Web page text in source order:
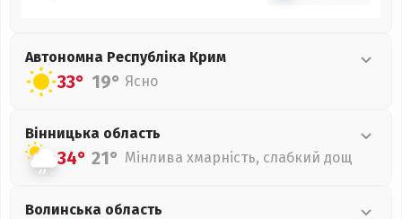
Автономна Республіка Крим
33° 19° Ясно
Вінницька область
34° 21° Мінлива хмарність, слабкий дощ
Волинська область